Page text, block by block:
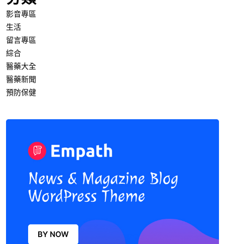
影音專區
生活
留言專區
綜合
醫藥大全
醫藥新聞
預防保健